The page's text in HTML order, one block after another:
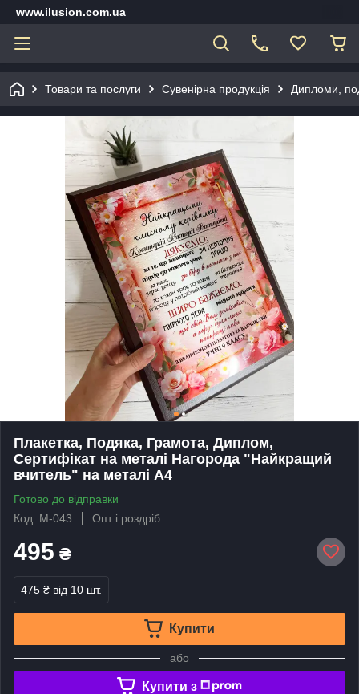
www.ilusion.com.ua
Товари та послуги Сувенірна продукція Дипломи,
Плакетка, Подяка, Грамота, Диплом,
Сертифікат на металі Нагорода "Найкращий
вчитель" на металі А4
Готово до відправки
Код: М-043
Опт і роздріб
495 ₴
475 ₴ від 10 шт.
Купити
або
Купити з